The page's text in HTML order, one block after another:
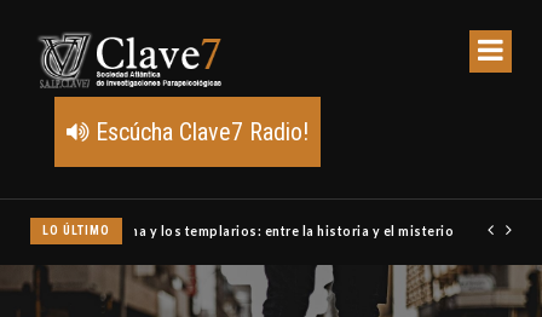
Escúcha Clave7 Radio!
LO ÚLTIMO Un meteoro explota sobre Estados Unidos y abre la pista